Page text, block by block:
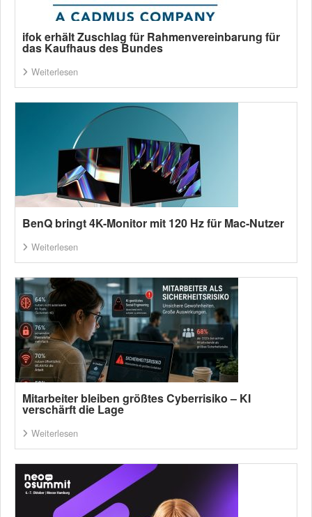
ifok erhält Zuschlag für Rahmenvereinbarung für
das Kaufhaus des Bundes
Weiterlesen
BenQ bringt 4K-Monitor mit 120 Hz für Mac-Nutzer
Weiterlesen
Mitarbeiter bleiben größtes Cyberrisiko – KI
verschärft die Lage
Weiterlesen